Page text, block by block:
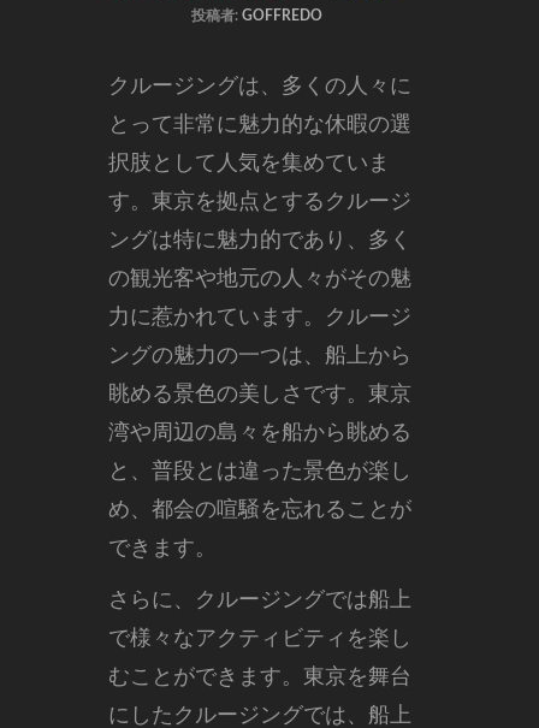
投稿者: GOFFREDO
クルージングは、多くの人々に
とって非常に魅力的な休暇の選
択肢として人気を集めていま
す。 東京を拠点とするクルージ
ングは特に魅力的であり、多く
の観光客や地元の人々がその魅
力に惹かれています。クルージ
ングの魅力の一つは、船上から
眺める景色の美しさです。東京
湾や周辺の島々を船から眺める
と、普段とは違った景色が楽し
め、都会の喧騒を忘れることが
できます。
さらに、クルージングでは船上
で様々なアクティビティを楽し
むことができます。東京を舞台
にしたクルージングでは、船上